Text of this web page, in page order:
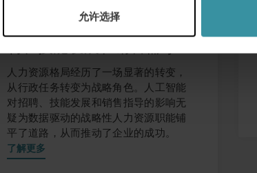
允许选择
理：利用人工智能进行招
人力资源格局经历了一场显著的转变，
从行政任务转变为战略角色。人工智能
对招聘、技能发展和销售指导的影响无
疑为数据驱动的战略性人力资源职能铺
平了道路，从而推动了企业的成功。
了解更多